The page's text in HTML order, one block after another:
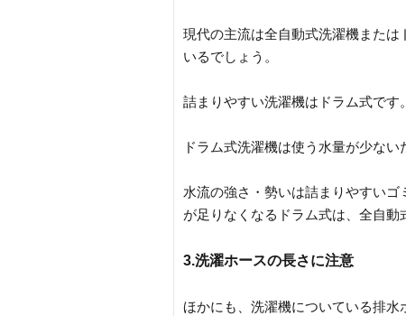
現代の主流は全自動式洗濯機また
いるでしょう。
詰まりやすい洗濯機はドラム式です。
ドラム式洗濯機は使う水量が少な
水流の強さ・勢いは詰まりやすい
が足りなくなるドラム式は、全自動
3.洗濯ホースの長さに注意
ほかにも、洗濯機についている排水